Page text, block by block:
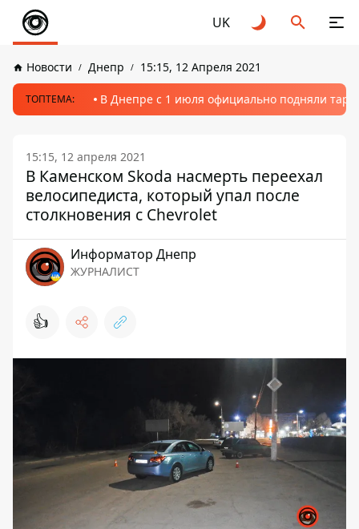
UK
Новости Днепр 15:15, 12 Апреля 2021
ТОПТЕМА: В Днепре с 1 июля официально подняли
15:15, 12 апреля 2021
В Каменском Skoda насмерть переехал
велосипедиста, который упал после
столкновения с Chevrolet
Информатор Днепр
ЖУРНАЛИСТ
👍